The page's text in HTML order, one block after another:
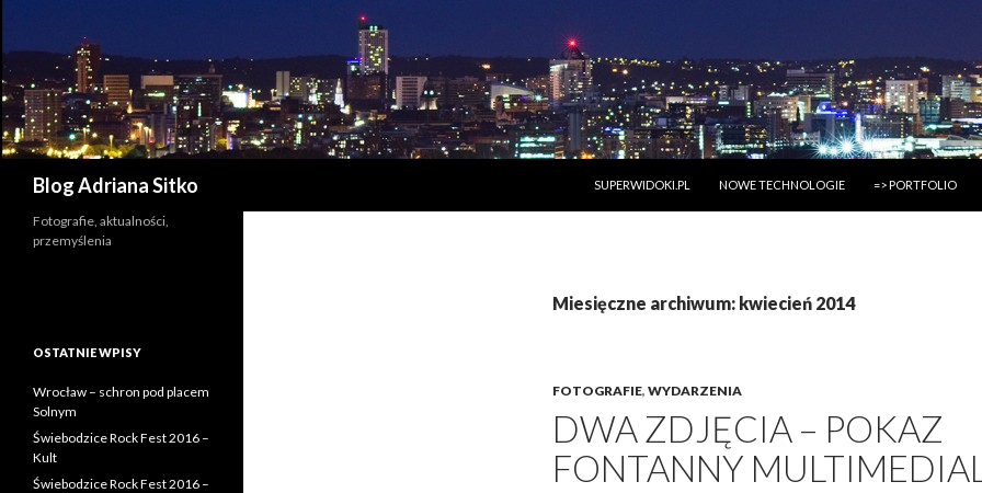
Blog Adriana Sitko
SUPERWIDOKI.PL
NOWE TECHNOLOGIE => PORTFOLIO
Miesięczne archiwum: kwiecień 2014
FOTOGRAFIE, WYDARZENIA
DWA ZDJĘCIA – POKAZ
FONTANNY
Fotografie, aktualności,
przemyślenia
OSTATNIE WPISY
Wrocław – schron pod placem
Solnym
Świebodzice Rock Fest 2016 –
Kult
Świebodzice Rock Fest 2016 –